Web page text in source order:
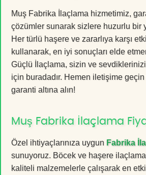
Muş Fabrika İlaçlama hizmetimiz,
çözümler sunarak sizlere huzurlu bir
Her türlü haşere ve zararlıya karşı
kullanarak, en iyi sonuçları elde
Güçlü İlaçlama, sizin ve
için buradadır. Hemen iletişime
garanti altına alın!
Muş Fabrika İlaçlama
Özel ihtiyaçlarınıza uygun Fabrika
sunuyoruz. Böcek ve haşere
kaliteli malzemelerle çalışarak en